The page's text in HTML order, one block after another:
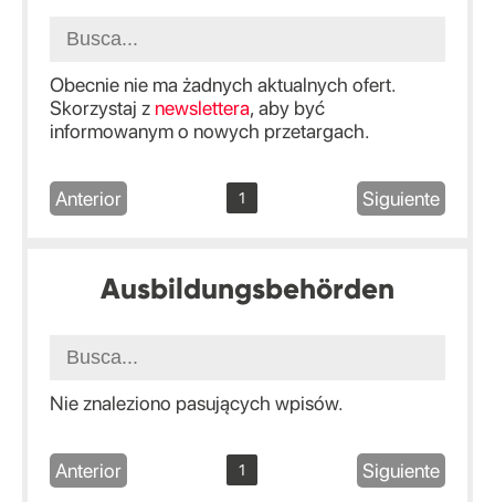
Obecnie nie ma żadnych aktualnych ofert.
Skorzystaj z newslettera, aby być
informowanym o nowych przetargach.
Anterior 1 Siguiente
Ausbildungsbehörden
Nie znaleziono pasujących wpisów.
Anterior 1 Siguiente